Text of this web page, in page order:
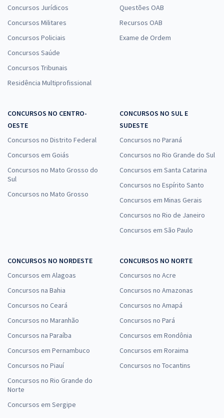
Concursos Jurídicos
Concursos Militares
Concursos Policiais
Concursos Saúde
Concursos Tribunais
Residência Multiprofissional
Questões OAB
Recursos OAB
Exame de Ordem
CONCURSOS NO CENTRO-
OESTE
Concursos no Distrito Federal
Concursos em Goiás
Concursos no Mato Grosso do
Sul
Concursos no Mato Grosso
CONCURSOS NO SUL E
SUDESTE
Concursos no Paraná
Concursos no Rio Grande do Sul
Concursos em Santa Catarina
Concursos no Espírito Santo
Concursos em Minas Gerais
Concursos no Rio de Janeiro
Concursos em São Paulo
CONCURSOS NO NORDESTE
Concursos em Alagoas
Concursos na Bahia
Concursos no Ceará
Concursos no Maranhão
Concursos na Paraíba
Concursos em Pernambuco
Concursos no Piauí
Concursos no Rio Grande do
Norte
Concursos em Sergipe
CONCURSOS NO NORTE
Concursos no Acre
Concursos no Amazonas
Concursos no Amapá
Concursos no Pará
Concursos em Rondônia
Concursos em Roraima
Concursos no Tocantins